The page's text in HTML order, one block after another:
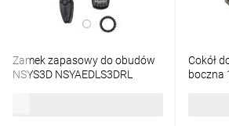
Zamek zapasowy do obudów
NSYS3D NSYAEDLS3DRL
Cokół
boczna